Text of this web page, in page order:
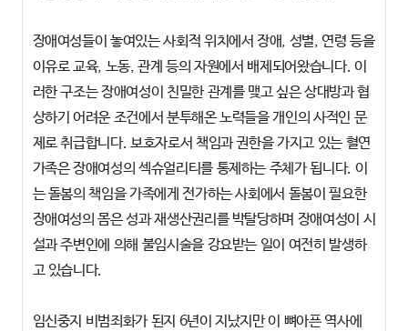
장애여성들이 놓여있는 사회적 위치에서 장애, 성별, 연령 등을
이유로 교육, 노동, 관계 등의 자원에서 배제되어왔습니다. 이
러한 구조는 장애여성이 친밀한 관계를 맺고 싶은 상대방과 협
상하기 어려운 조건에서 분투해온 노력들을 개인의 사적인 문
제로 취급합니다. 보호자로서 책임과 권한을 가지고 있는 혈연
가족은 장애여성의 섹슈얼리티를 통제하는 주체가 됩니다. 이
는 돌봄의 책임을 가족에게 전가하는 사회에서 돌봄이 필요한
장애여성의 몸은 성과 재생산권리를 박탈당하며 장애여성이 시
설과 주변인에 의해 불임시술을 강요받는 일이 여전히 발생하
고 있습니다.
임신중지 비범죄화가 된지 6년이 지났지만 이 뼈아픈 역사에